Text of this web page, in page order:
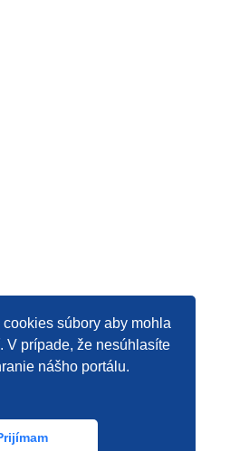
súbory aby mohla
V prípade, že nesúhlasíte
nášho portálu.